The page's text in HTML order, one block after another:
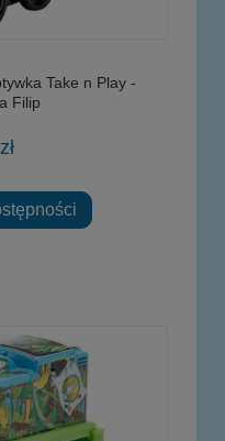
Take n Play -
Filip